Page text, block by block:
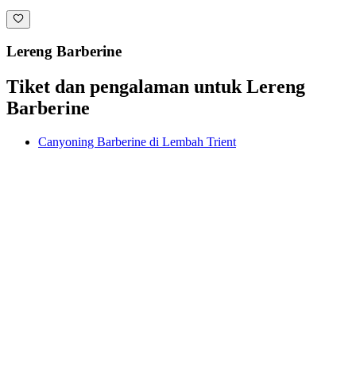
Lereng Barberine
Tiket dan pengalaman untuk Lereng
Barberine
Canyoning Barberine di Lembah Trient